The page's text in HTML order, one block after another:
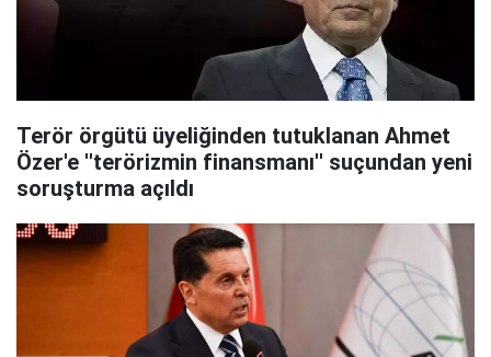
Terör örgütü üyeliğinden tutuklanan Ahmet
Özer'e ''terörizmin finansmanı'' suçundan yeni
soruşturma açıldı